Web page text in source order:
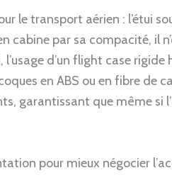
le transport aérien : l’étui
cabine par sa compacité, il
l’usage d’un flight case
en ABS ou en fibre de
garantissant que même si
pour mieux négocier